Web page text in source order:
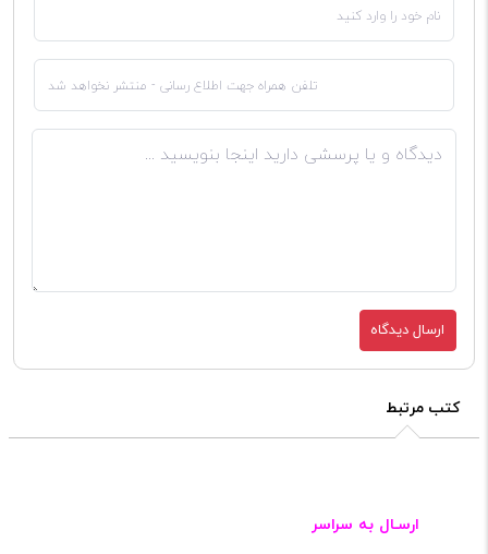
ارسال دیدگاه
کتب مرتبط
ارسـال به سراسر